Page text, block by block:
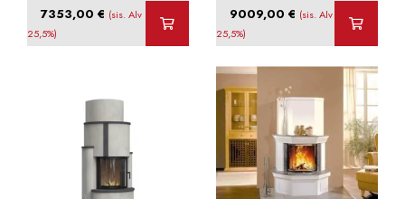
7353,00€ (sis. Alv
25,5%)
9009,00€ (sis. Alv
25,5%)